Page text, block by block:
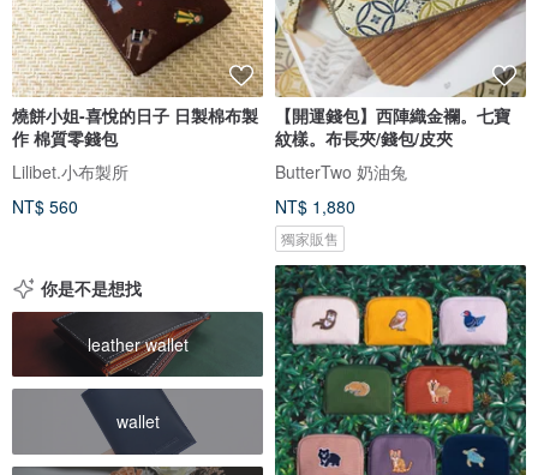
燒餅小姐-喜悅的日子 日製棉布製
作 棉質零錢包
Lilibet.小布製所
NT$ 560
【開運錢包】西陣織金襴。七寶
紋樣。布長夾/錢包/皮夾
ButterTwo 奶油兔
NT$ 1,880
獨家販售
你是不是想找
leather wallet
wallet